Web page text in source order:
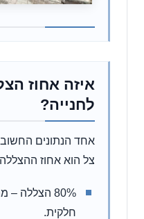
איזה אחוז
לחנייה?
אחד הנתונים
צל הוא אחוז
80% הצללה
חלקית.